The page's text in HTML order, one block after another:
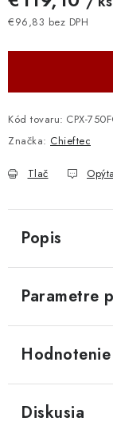
€96,83 bez DPH
Kód tovaru: CPX-
Značka: Chieftec
Tlač
Popis
Parametre
Diskusia